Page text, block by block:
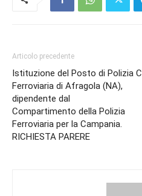
Articolo precedente
Istituzione del Posto di Polizia
Ferroviaria di Afragola (NA),
dipendente dal
Compartimento della Polizia
Ferroviaria per la Campania.
RICHIESTA PARERE